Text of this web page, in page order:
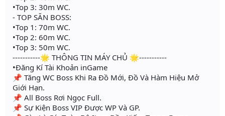
•Top 3: 30m WC.
- TOP SĂN BOSS:
•Top 1: 70m WC.
•Top 2: 60m WC.
•Top 3: 50m WC.
-----------🌟 THÔNG TIN MÁY CHỦ 🌟-----------
•Đăng Kí Tài Khoản inGame
📌 Tăng WC Boss Khi Ra Đồ Mới, Đồ Và Hàm Hiệu Mở
Giới Hạn.
📌 All Boss Rơi Ngọc Full.
📌 Sự Kiện Boss VIP Được WP Và GP.